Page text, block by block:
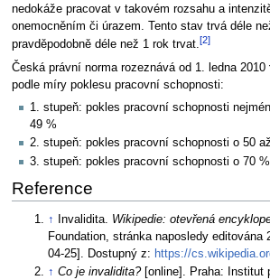
nedokáže pracovat v takovém rozsahu a
onemocněním či úrazem. Tento stav trvá déle
pravděpodobně déle než 1 rok trvat.[2]
Česká právní norma rozeznává od 1. ledna 2010
podle míry poklesu pracovní schopnosti:
1. stupeň: pokles pracovní schopnosti
49 %
2. stupeň: pokles pracovní schopnosti o 50
3. stupeň: pokles pracovní schopnosti o 70
Reference
↑ Invalidita. Wikipedie: otevřená
Foundation, stránka naposledy editována
04-25]. Dostupný z: https://
↑ Co je invalidita?[online]. Praha: Institut